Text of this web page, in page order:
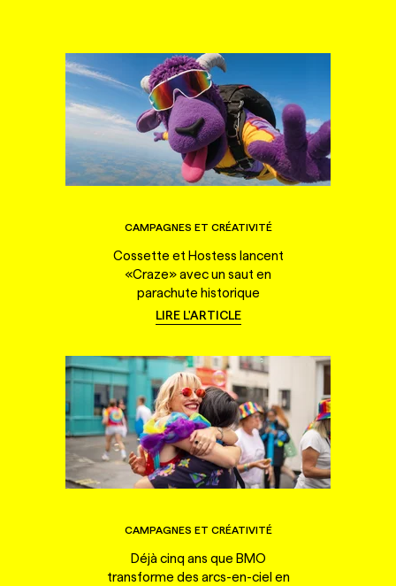
CAMPAGNES ET CRÉATIVITÉ
Cossette et Hostess lancent
«Craze» avec un saut en
parachute historique
LIRE L'ARTICLE
CAMPAGNES ET CRÉATIVITÉ
Déjà cinq ans que BMO
transforme des arcs-en-ciel en